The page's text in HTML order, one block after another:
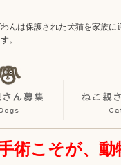
んは保護された犬猫を家族
。
術こそが、